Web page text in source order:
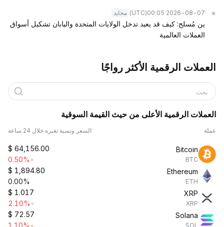
2026-08-07 00:05
(UTC) محايد
ين مُسلح: كيف قد يعيد تدخل الولايات المتحدة واليابان تشكيل أسواق
العملات العالمية
العملات الرقمية الأكثر رواجًا
بحث
العملات الرقمية الأعلى من حيث القيمة السوقية
عملة السعر ونسبة تغيره خلال 24 ساعة
Bitcoin
BTC
$ 64,156.00
-0.50%
Ethereum
ETH
$ 1,894.80
0.00%
XRP
XRP
$ 1.017
-2.10%
Solana
SOL
$ 72.57
-1.10%